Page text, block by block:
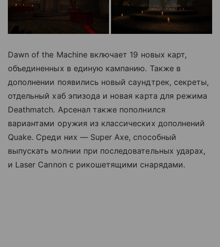
Dawn of the Machine включает 19 новых карт,
объединенных в единую кампанию. Также в
дополнении появились новый саундтрек, секреты,
отдельный хаб эпизода и новая карта для режима
Deathmatch. Арсенал также пополнился
вариантами оружия из классических дополнений
Quake. Среди них — Super Axe, способный
выпускать молнии при последовательных ударах,
и Laser Cannon с рикошетящими снарядами.